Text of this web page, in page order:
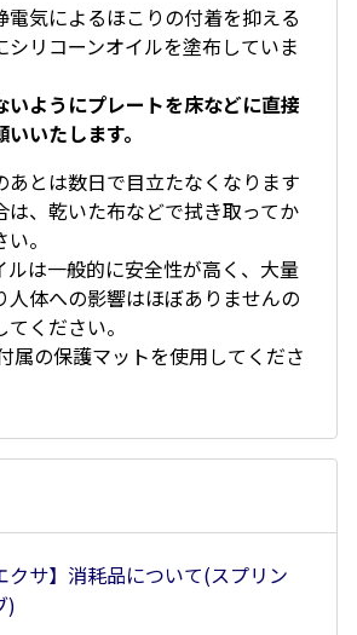
電気によるほこりの付着を抑える
シリコーンオイルを塗布していま
いようにプレートを床などに直接
いたします。
とは数日で目立たなくなります
は、乾いた布などで拭き取ってか
。
は一般的に安全性が高く、大量
人体への影響はほぼありませんの
ください。
属の保護マットを使用してくださ
クサ】消耗品について(スプリン
)